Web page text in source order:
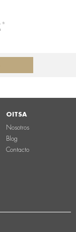
OITSA
Nosotros
Blog
Contacto